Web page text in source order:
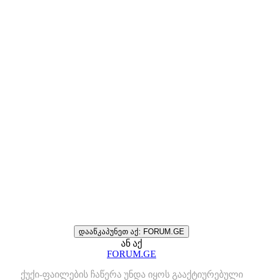
დააწკაპუნეთ აქ: FORUM.GE
ან აქ
FORUM.GE
ქუქი-ფაილების ჩაწერა უნდა იყოს გააქტიურებული